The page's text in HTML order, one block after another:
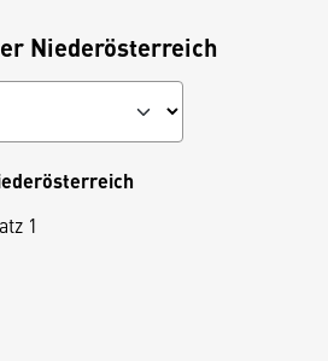
Niederösterreich
1